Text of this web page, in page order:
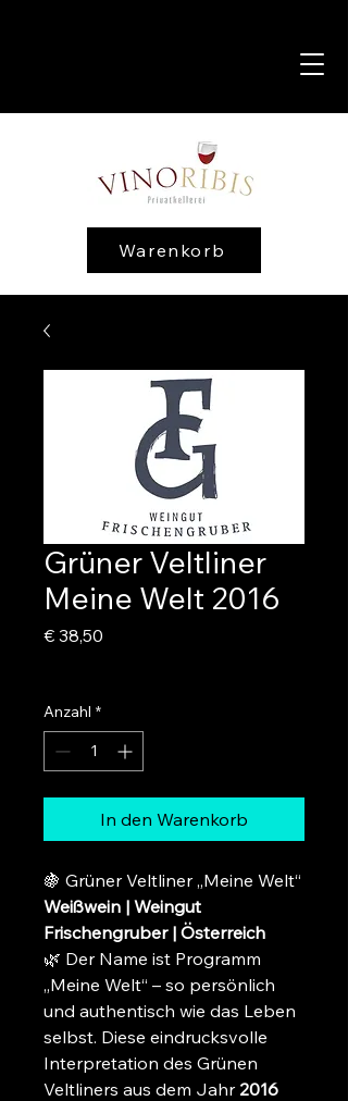
Warenkorb
Grüner Veltliner
Meine Welt 2016
€ 38,50
Anzahl *
In den Warenkorb
🍇 Grüner Veltliner „Meine Welt“
Weißwein | Weingut
Frischengruber | Österreich
🌿 Der Name ist Programm
„Meine Welt“ – so persönlich
und authentisch wie das Leben
selbst. Diese eindrucksvolle
Interpretation des Grünen
Veltliners aus dem Jahr 2016